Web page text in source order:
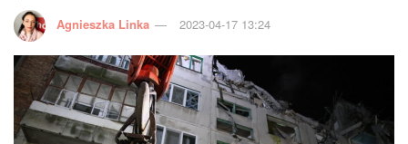
Agnieszka Linka 2023-04-17 13:24